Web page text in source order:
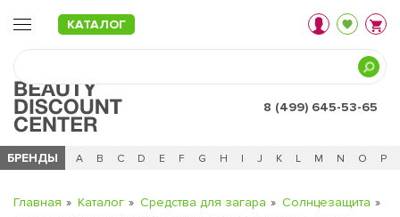
КАТАЛОГ
8 (499) 645-53-65
БРЕНДЫ
Ч 0 - 9 A B C D E F G H I J K L M N O P
Главная Каталог Средства для загара
Солнцезащита